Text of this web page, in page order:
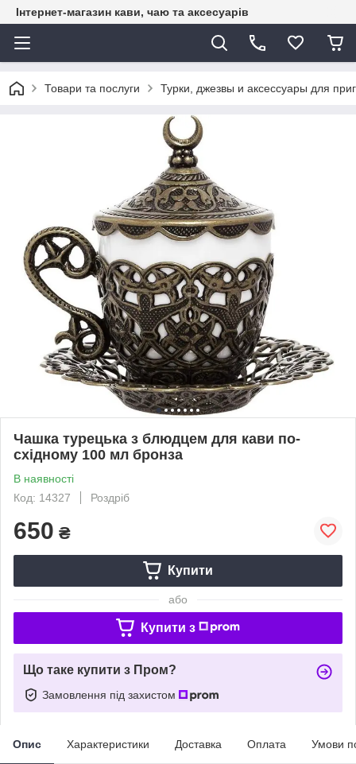
Інтернет-магазин кави, чаю та аксесуарів
Товари та послуги Турки, джезвы и аксессуары для
Чашка турецька з блюдцем для кави по-
східному 100 мл бронза
В наявності
Код: 14327
Роздріб
650 ₴
Купити
або
Купити з
Що таке купити з Пром?
Замовлення під захистом
Опис Характеристики Доставка Оплата Умови